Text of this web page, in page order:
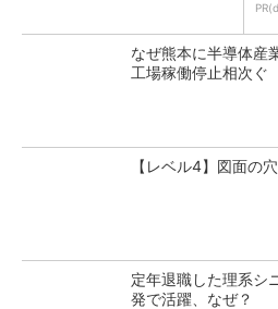
なぜ熊本に半導体
工場稼働停止相次ぐ
【レベル4】図面の
定年退職した理系シ
発で活躍、なぜ？